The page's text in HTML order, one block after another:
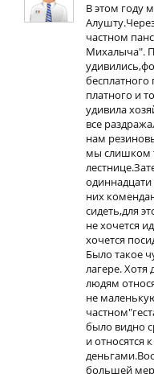
В этом году
частном
Михалыча".
бесплатного
платного и
удивила
все
нам
мы слишком
них
сидеть,для
не хочется
хочется
Было такое
лагере. Хотя
людям
не
было видно
и относятся
большей